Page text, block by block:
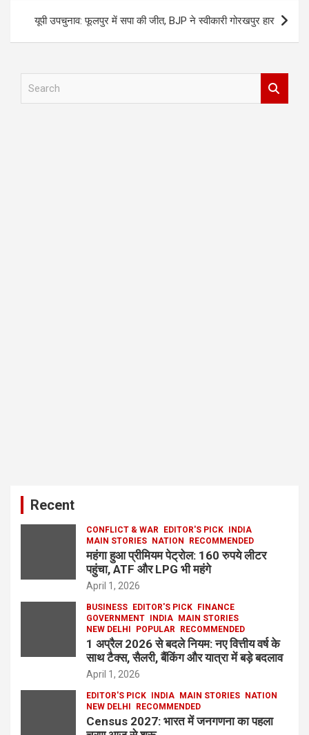
यूपी उपचुनाव: फूलपुर में सपा की जीत, BJP ने स्वीकारी गोरखपुर हार
Recent
CONFLICT & WAR EDITOR'S PICK
INDIA
MAIN STORIES
NATION RECOMMENDED
महंगा हुआ प्रीमियम पेट्रोल: 160 रुपये लीटर
पहुंचा, ATF और LPG भी महंगे
April 1, 2026
BUSINESS EDITOR'S PICK
FINANCE
GOVERNMENT
INDIA
MAIN STORIES
NEW DELHI
POPULAR RECOMMENDED
1 अप्रैल 2026 से बदले नियम: नए वित्तीय वर्ष के
साथ टैक्स, सैलरी, बैंकिंग और यात्रा में बड़े बदलाव
April 1, 2026
EDITOR'S PICK INDIA MAIN STORIES
NATION
NEW DELHI
RECOMMENDED
Census 2027: भारत में जनगणना का पहला